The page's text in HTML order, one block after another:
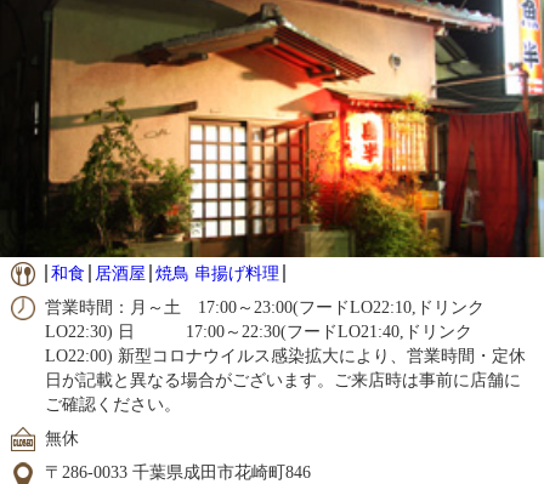
和食 居酒屋 焼鳥 串揚げ料理
営業時間：月～土 17:00～23:00(フードLO22:10,ドリンク
LO22:30) 日 17:00～22:30(フードLO21:40,ドリンク
LO22:00) 新型コロナウイルス感染拡大により、営業時間・定休
日が記載と異なる場合がございます。ご来店時は事前に店舗に
ご確認ください。
無休
〒286-0033 千葉県成田市花崎町846